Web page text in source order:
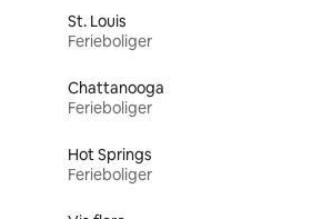
St. Louis
Ferieboliger
Chattanooga
Ferieboliger
Hot Springs
Ferieboliger